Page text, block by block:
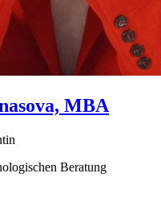
MBA
Beratung